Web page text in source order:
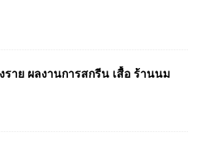
ราย ผลงานการสกรีน เสื้อ ร้านนม